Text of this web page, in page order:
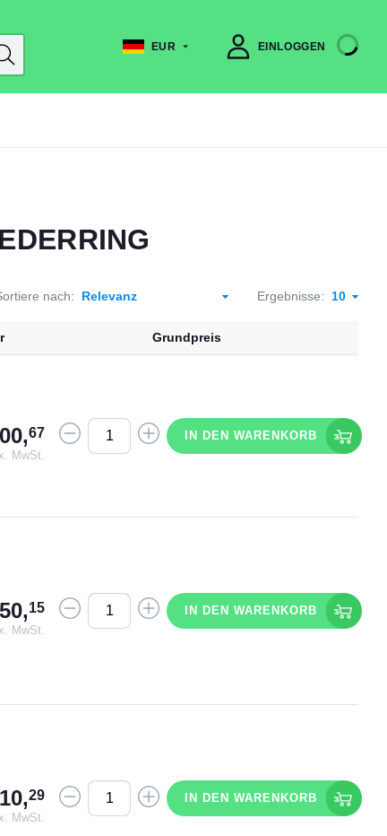
EUR EINLOGGEN
nach: Ergebnisse:
Grundpreis
,67
MwSt.
IN DEN WARENKORB
50,15
MwSt.
IN DEN WARENKORB
10,29
MwSt.
IN DEN WARENKORB